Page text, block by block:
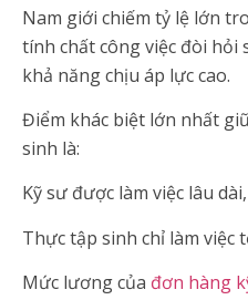
Nam giới chiếm tỷ lệ lớn
tính chất công việc đòi hỏi
khả năng chịu áp lực cao.
Điểm khác biệt lớn nhất
sinh là:
Kỹ sư được làm việc lâu
Thực tập sinh chỉ làm việc
Mức lương của đơn hàng